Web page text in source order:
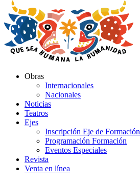
Obras
Internacionales
Nacionales
Noticias
Teatros
Ejes
Inscripción Eje de Formación
Programación Formación
Eventos Especiales
Revista
Venta en línea